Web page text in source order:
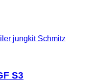
jungkit Schmitz
S3